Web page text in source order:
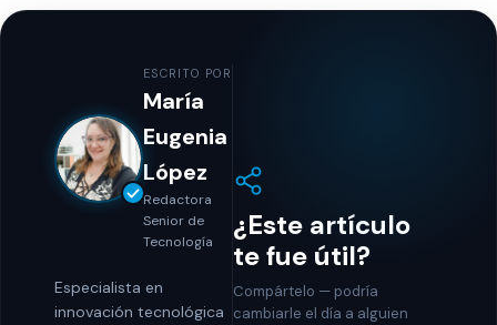
ESCRITO POR
María
Eugenia
López
Redactora
Senior de
Tecnología
Especialista en
innovación tecnológica
¿Este artículo
te fue útil?
Compártelo — podría
cambiarle el día a alguien